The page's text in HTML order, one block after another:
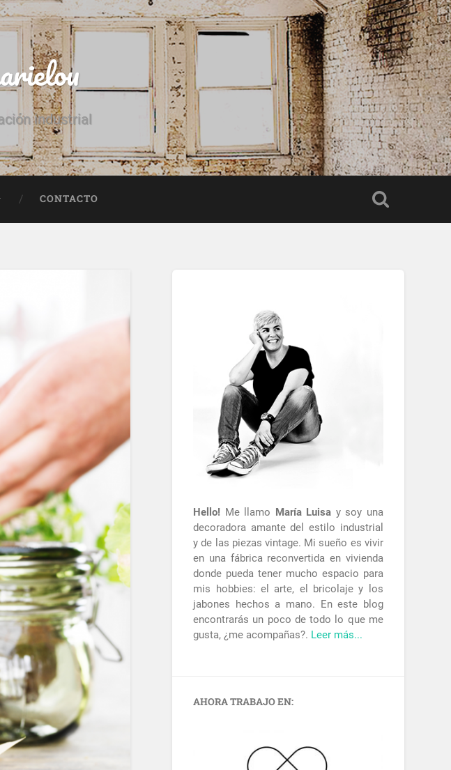
industrial
CONTACTO
Hello! Me llamo María Luisa y soy una
decoradora amante del estilo industrial
y de las piezas vintage. Mi sueño es vivir
en una fábrica reconvertida en vivienda
donde pueda tener mucho espacio para
mis hobbies: el arte, el bricolaje y los
jabones hechos a mano. En este blog
encontrarás un poco de todo lo que me
gusta, ¿me acompañas?. Leer más...
AHORA TRABAJO EN: